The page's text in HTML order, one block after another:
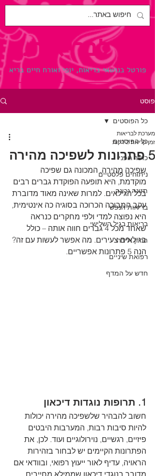
לבריאות.
פורטל בנושאי בריאות, יופי ואורח חיים בריא
פוסט
כל הפוסטים
כושר גופני
ניתוחים פלסטיים
תזונה נכונה
בריאות הנפש
בריאות בגיל השלישי
הריון ולידה
רפואת שיניים
חדש על המדף
כל הפוסטים
5 פתרונות לשפיכה מהירה
מערכת לבריאות
זמן קריאה 2 דקות
שפיכה מהירה, המכונה גם שפיכה
מוקדמת, היא תופעה הפוקדת גברים רבים
בכל הגילאים. למרות שאינה מאוד מדוברת
עקב המבוכה הכרוכה בסוגיה כה אינטימית,
היא נפוצה למדי ולפי מחקרים כנראה
שאחד מכל 4 גברים חווה אותה – כולל
בגילאים צעירים. מה אפשר לעשות עם זה?
הנה 5 פתרונות אפשריים.
1. תרופות נוגדות דיכאון
חשוב להבהיר שלשפיכה מהירה יכולות
להיות סיבות רבות, המערבות היבטים
פיזיים, רגשיים, נוירולוגיים ועוד. לכן, את
הפתרונות הקיימים יש לבחור בזהירות
הראויה, עדיף לאור ייעוץ רפואי, ובוודאי אם